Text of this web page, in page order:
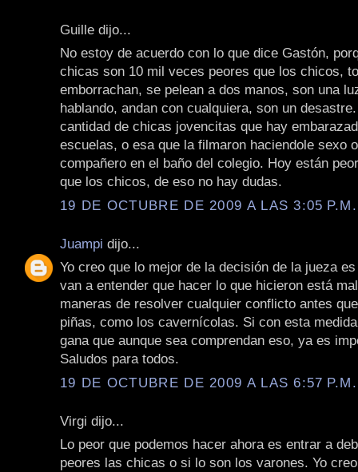
Guille dijo...
No estoy de acuerdo con lo que dice Gastón,
chicas son 10 mil veces peores que los chicos,
emborrachan, se pelean a dos manos, son una
hablando, andan con cualquiera, son un
cantidad de chicas jovencitas que hay
escuelas, o esa que la filmaron haciendole sexo
compañero en el baño del colegio. Hoy están
que los chicos, de eso no hay dudas.
19 DE OCTUBRE DE 2009 A LAS 3:05 P.M.
Juampi dijo...
Yo creo que lo mejor de la decisión de la jueza
van a entender que hacer lo que hicieron está
maneras de resolver cualquier conflicto antes
piñas, como los cavernícolas. Si con esta
gana que aunque sea comprendan eso, ya es
Saludos para todos.
19 DE OCTUBRE DE 2009 A LAS 6:57 P.M.
Virgi dijo...
Lo peor que podemos hacer ahora es entrar a
peores las chicas o si lo son los varones. Yo